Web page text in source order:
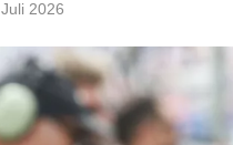
2026